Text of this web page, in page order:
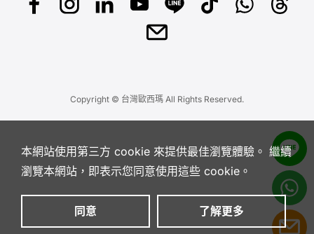
Copyright © 台灣歐西瑪 All Rights Reserved.
本網站使用第三方 cookie 來提供最佳瀏覽體驗。 繼續
瀏覽本網站，即表示您同意使用這些 cookie。
同意 了解更多